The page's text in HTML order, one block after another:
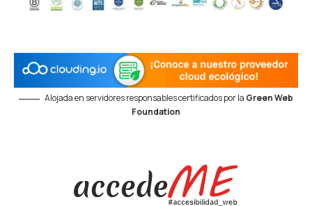
Alojada en servidores responsables certificados por la Green Web
Foundation